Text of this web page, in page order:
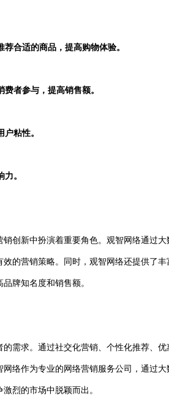
合适的商品，提高购物体验。
者参与，提高销售额。
粘性。
。
创新中扮演着重要角色。观智网络通过
的营销策略。同时，观智网络还提供了
牌知名度和销售额。
需求。通过社交化营销、个性化推荐、优
络作为专业的网络营销服务公司，通过
烈的市场中脱颖而出。